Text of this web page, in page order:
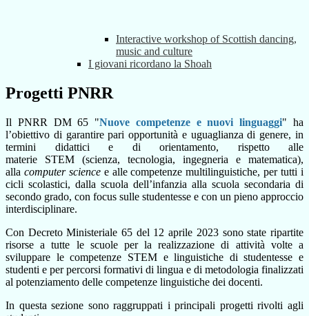
Interactive workshop of Scottish dancing,
music and culture
I giovani ricordano la Shoah
Progetti PNRR
Il PNRR DM 65 "Nuove competenze e nuovi linguaggi" ha
l’obiettivo di garantire pari opportunità e uguaglianza di genere, in
termini didattici e di orientamento, rispetto alle
materie STEM (scienza, tecnologia, ingegneria e matematica),
alla computer science e alle competenze multilinguistiche, per tutti i
cicli scolastici, dalla scuola dell’infanzia alla scuola secondaria di
secondo grado, con focus sulle studentesse e con un pieno approccio
interdisciplinare.
Con Decreto Ministeriale 65 del 12 aprile 2023 sono state ripartite
risorse a tutte le scuole per la realizzazione di attività volte a
sviluppare le competenze STEM e linguistiche di studentesse e
studenti e per percorsi formativi di lingua e di metodologia finalizzati
al potenziamento delle competenze linguistiche dei docenti.
In questa sezione sono raggruppati i principali progetti rivolti agli